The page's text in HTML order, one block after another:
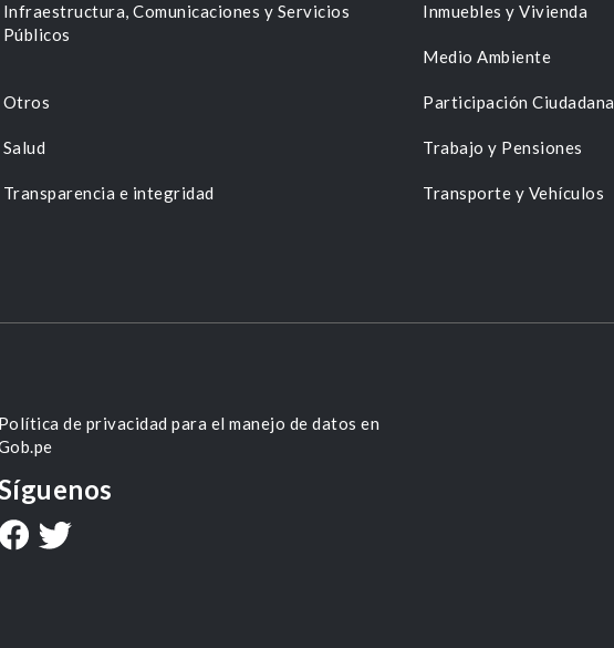
Infraestructura, Comunicaciones y Servicios
Públicos
Inmuebles y Vivienda
Medio Ambiente
Otros Participación Ciudadana
Salud Trabajo y Pensiones
Transparencia e integridad Transporte y Vehículos
Política de privacidad para el manejo de datos en